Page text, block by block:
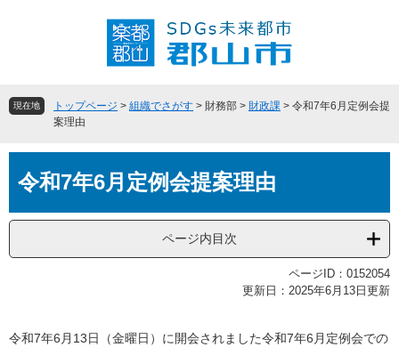
頭
飛
へ
現在地 トップページ > 組織でさがす > 財務部 > 財政課 > 令和7年6月定例会提
案理由
文令和7年6月定例会提案理由
ページ内目次
ページID：0152054
更新日：2025年6月13日更新
令和7年6月13日（金曜日）に開会されました令和7年6月定例会での